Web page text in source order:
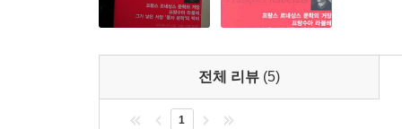
앞서 언급했지만 라블레의 작품은 지적 탐구,
이질적 요소들이 무질서하게 혼합된 듯한 인
“그로테스크한 사실주의”로 민중문화의 전통을
웃음의 세계 속에 용해되는 이상향을 지향하고
현세적 삶에서의 행복 추구를 역설하는 동시에,
전체 리뷰 (5)
1